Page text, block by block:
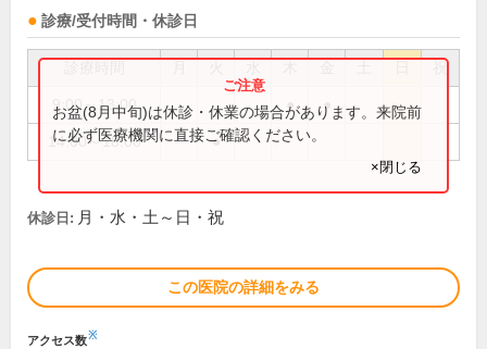
診療/受付時間・休診日
祝
9:00～13:00 ● ●
14:00～18:00 ●
お盆(8月中旬)は休診・休業の場合があります。来院前
に必ず医療機関に直接ご確認ください。
×閉じる
休診日: 月・水・土～日・祝
この医院の詳細をみる
アクセス数※